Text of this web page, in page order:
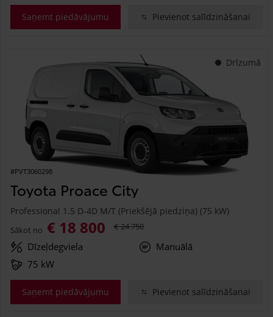
Saņemt piedāvājumu Pievienot salīdzināšanai
Drīzumā
#PVT3060298
Toyota Proace City
Professional 1.5 D-4D M/T (Priekšējā piedziņa) (75 kW)
Sākot no € 18 800 € 24 750
Dīzeļdegviela
Manuālā
75 kW
Saņemt piedāvājumu Pievienot salīdzināšanai